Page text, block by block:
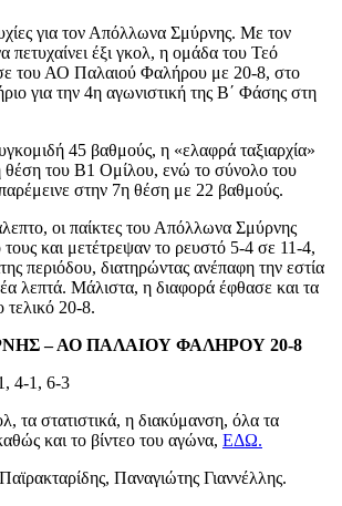
για τον Απόλλωνα Σμύρνης. Με τον
έξι γκολ, η ομάδα του Τεό
του ΑΟ Παλαιού Φαλήρου με 20-8, στο
για την 4η αγωνιστική της Β΄ Φάσης στη
45 βαθμούς, η «ελαφρά ταξιαρχία»
θέση του Β1 Ομίλου, ενώ το σύνολο του
στην 7η θέση με 22 βαθμούς.
οι παίκτες του Απόλλωνα Σμύρνης
και μετέτρεψαν το ρευστό 5-4 σε 11-4,
περιόδου, διατηρώντας ανέπαφη την εστία
λεπτά. Μάλιστα, η διαφορά έφθασε και τα
τελικό 20-8.
– ΑΟ ΠΑΛΑΙΟΥ ΦΑΛΗΡΟΥ 20-8
4-1, 6-3
τα στατιστικά, η διακύμανση, όλα τα
και το βίντεο του αγώνα, ΕΔΩ.
Παναγιώτης Γιαννέλλης.